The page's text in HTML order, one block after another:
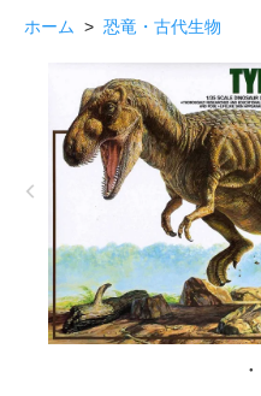
ホーム > 恐竜・古代生物